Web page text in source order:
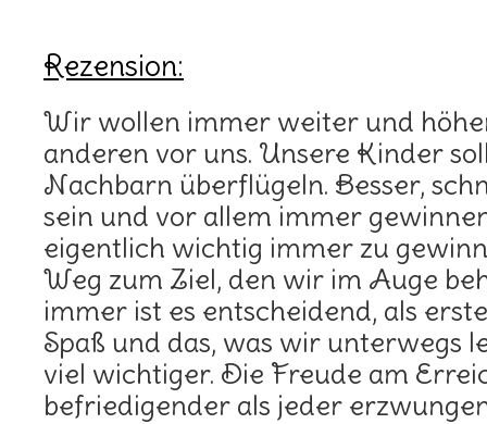
Rezension:
Wir wollen immer weiter und
anderen vor uns. Unsere Kinder
Nachbarn überflügeln. Besser,
sein und vor allem immer
eigentlich wichtig immer zu
Weg zum Ziel, den wir im Auge
immer ist es entscheidend, als
Spaß und das, was wir unterwegs
viel wichtiger. Die Freude am
befriedigender als jeder